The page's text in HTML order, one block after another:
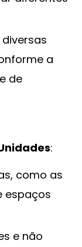
a
de
:
como as
espaços
e não